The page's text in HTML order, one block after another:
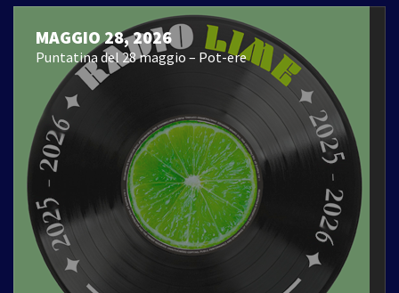
MAGGIO 28, 2026
Puntatina del 28 maggio – Pot-ere